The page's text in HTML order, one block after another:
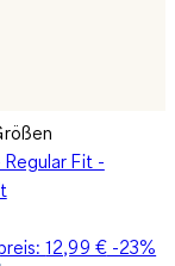
Fit -
12,99 €-23%